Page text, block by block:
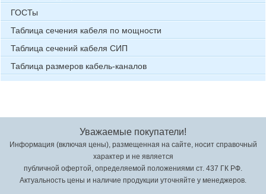
ГОСТы
Таблица сечения кабеля по мощности
Таблица сечений кабеля СИП
Таблица размеров кабель-каналов
Уважаемые покупатели!
Информация (включая цены), размещенная на сайте, носит справочный
характер и не является
публичной офертой, определяемой положениями ст. 437 ГК РФ.
Актуальность цены и наличие продукции уточняйте у менеджеров.